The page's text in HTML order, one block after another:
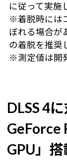
に従って実施
※着脱時には
ぼれる場合が
の着脱を推奨
※測定値は開
DLSS 4
GeForce
GPU」搭